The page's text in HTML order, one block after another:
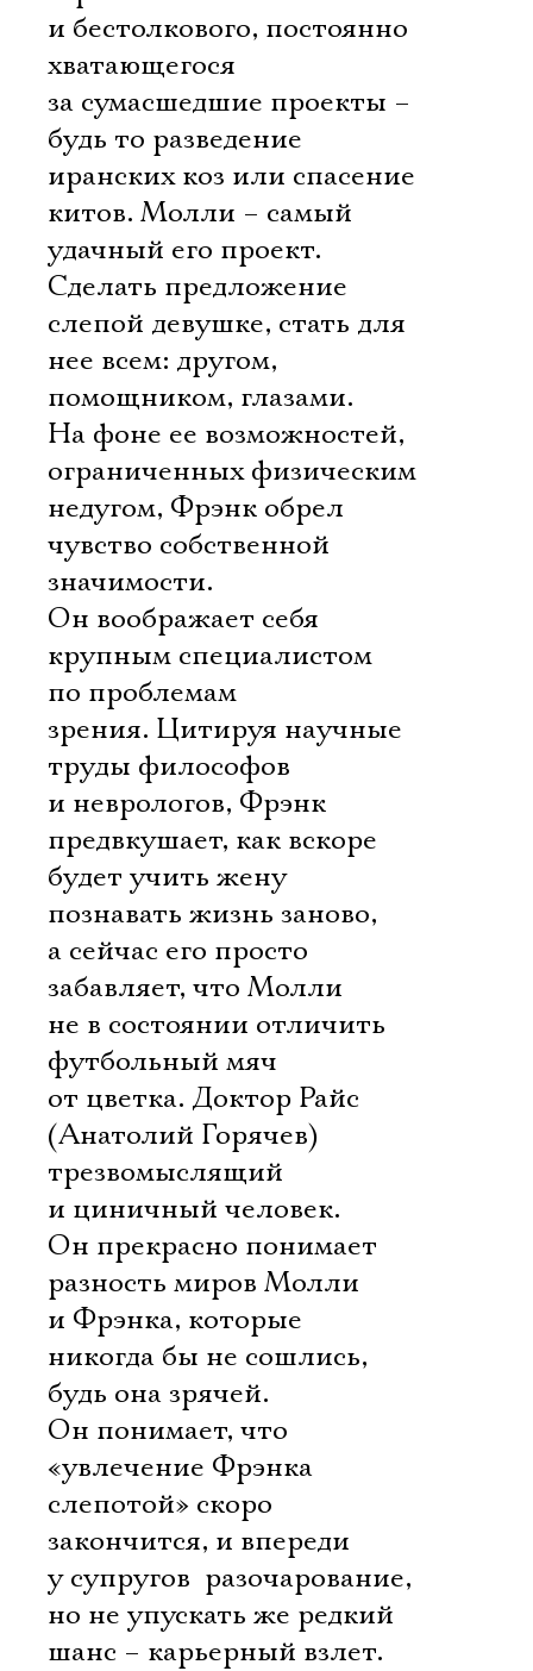
и бестолкового, постоянно
хватающегося
за сумасшедшие проекты –
будь то разведение
иранских коз или спасение
китов. Молли – самый
удачный его проект.
Сделать предложение
слепой девушке, стать для
нее всем: другом,
помощником, глазами.
На фоне ее возможностей,
ограниченных физическим
недугом, Фрэнк обрел
чувство собственной
значимости.
Он воображает себя
крупным специалистом
по проблемам
зрения. Цитируя научные
труды философов
и неврологов, Фрэнк
предвкушает, как вскоре
будет учить жену
познавать жизнь заново,
а сейчас его просто
забавляет, что Молли
не в состоянии отличить
футбольный мяч
от цветка. Доктор Райс
(Анатолий Горячев) 
трезвомыслящий
и циничный человек.
Он прекрасно понимает
разность миров Молли
и Фрэнка, которые
никогда бы не сошлись,
будь она зрячей.
Он понимает, что
«увлечение Фрэнка
слепотой» скоро
закончится, и впереди
у супругов  разочарование,
но не упускать же редкий
шанс – карьерный взлет.